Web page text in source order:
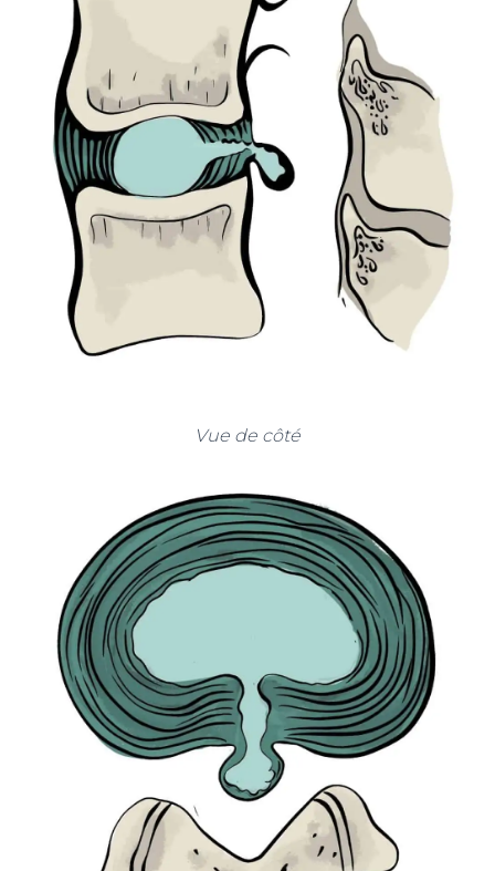
Vue de côté